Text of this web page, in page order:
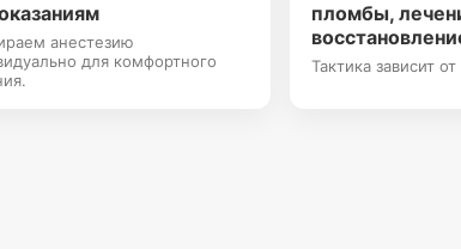
анестезию
для комфортного
пломбы,
Тактика зависит